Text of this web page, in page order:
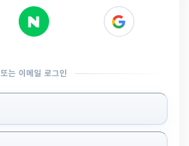
또는 이메일 로그인